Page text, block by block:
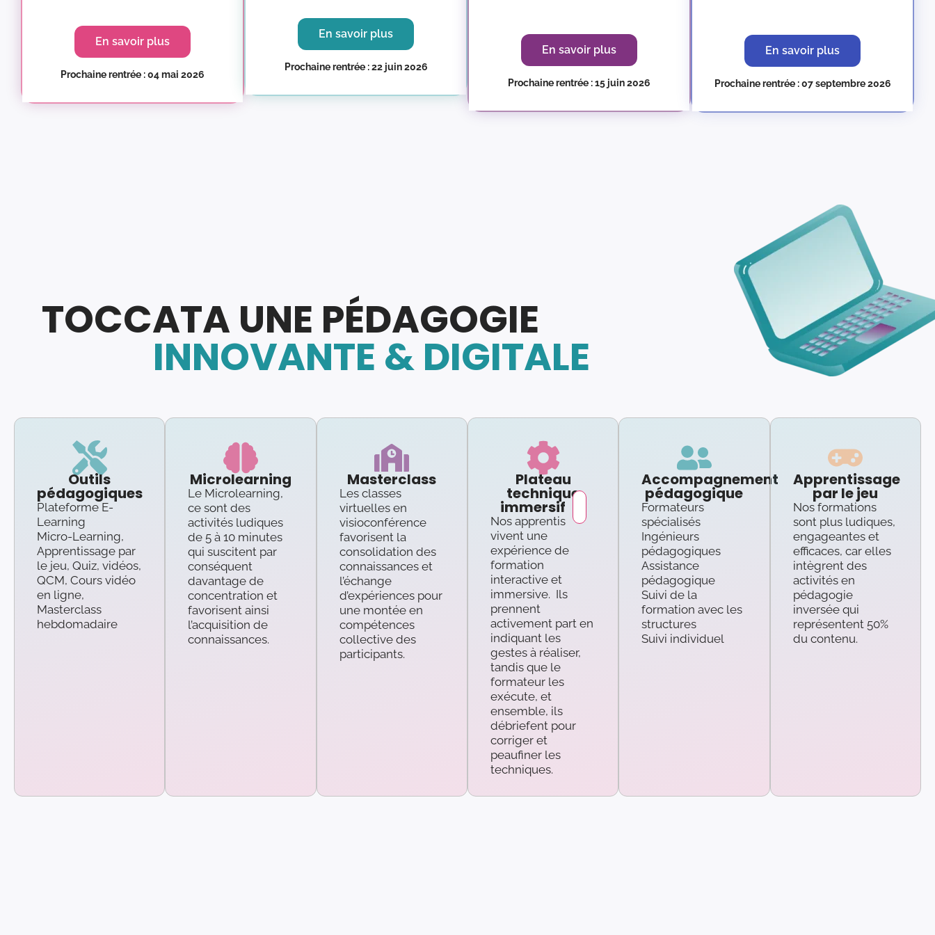
En savoir plus
Prochaine rentrée : 04 mai 2026
En savoir plus
Prochaine rentrée : 22 juin 2026
En savoir plus
Prochaine rentrée : 15 juin 2026
En savoir plus
Prochaine rentrée : 07 septembre 2026
TOCCATA UNE PÉDAGOGIE
INNOVANTE & DIGITALE
Outils
pédagogiques
Plateforme E-
Learning
Micro-Learning,
Apprentissage par
le jeu, Quiz, vidéos,
QCM, Cours vidéo
en ligne,
Masterclass
hebdomadaire
Microlearning
Le Microlearning,
ce sont des
activités ludiques
de 5 à 10 minutes
qui suscitent par
conséquent
davantage de
concentration et
favorisent ainsi
l’acquisition de
connaissances.
Masterclass
Les classes
virtuelles en
visioconférence
favorisent la
consolidation des
connaissances et
l’échange
d’expériences pour
une montée en
compétences
collective des
participants.
Plateau
technique
immersif
Nos apprentis
vivent une
expérience de
formation
interactive et
immersive. Ils
prennent
activement part en
indiquant les
gestes à réaliser,
tandis que le
formateur les
exécute, et
ensemble, ils
débriefent pour
corriger et
peaufiner les
techniques.
Accompagnement
pédagogique
Formateurs
spécialisés
Ingénieurs
pédagogiques
Assistance
pédagogique
Suivi de la
formation avec les
structures
Suivi individuel
Apprentissage
par le jeu
Nos formations
sont plus ludiques,
engageantes et
efficaces, car elles
intègrent des
activités en
pédagogie
inversée qui
représentent 50%
du contenu.